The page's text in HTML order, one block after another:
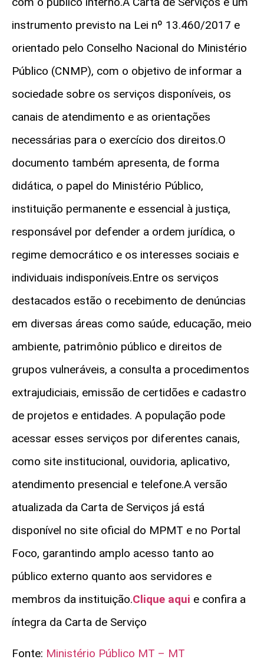
instrumento previsto na Lei nº 13.460/2017 e
orientado pelo Conselho Nacional do Ministério
Público (CNMP), com o objetivo de informar a
sociedade sobre os serviços disponíveis, os
canais de atendimento e as orientações
necessárias para o exercício dos direitos.O
documento também apresenta, de forma
didática, o papel do Ministério Público,
instituição permanente e essencial à justiça,
responsável por defender a ordem jurídica, o
regime democrático e os interesses sociais e
individuais indisponíveis.Entre os serviços
destacados estão o recebimento de denúncias
em diversas áreas como saúde, educação, meio
ambiente, patrimônio público e direitos de
grupos vulneráveis, a consulta a procedimentos
extrajudiciais, emissão de certidões e cadastro
de projetos e entidades. A população pode
acessar esses serviços por diferentes canais,
como site institucional, ouvidoria, aplicativo,
atendimento presencial e telefone.A versão
atualizada da Carta de Serviços já está
disponível no site oficial do MPMT e no Portal
Foco, garantindo amplo acesso tanto ao
público externo quanto aos servidores e
membros da instituição.Clique aqui e confira a
íntegra da Carta de Serviço
Fonte: Ministério Público MT – MT